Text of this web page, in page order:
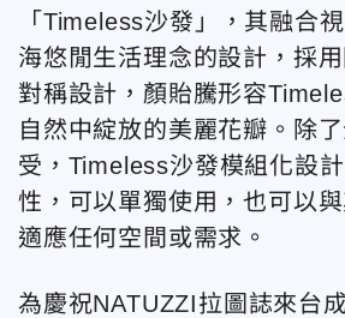
「Timeless沙發」，其融合
海悠閒生活理念的設計，採
對稱設計，顏貽騰形容
自然中綻放的美麗花瓣。除
受，Timeless沙發模組化設
性，可以單獨使用，也可以與
適應任何空間或需求。
為慶祝NATUZZI拉圖誌來台